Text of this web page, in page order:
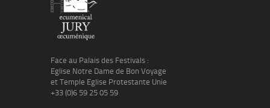
Face au Palais des Festivals :
Eglise Notre Dame de Bon Voyage
et Temple Eglise Protestante Unie
+33 (0)6 59 25 05 59